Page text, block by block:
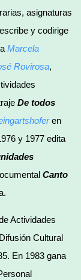
asignaturas
y codirige
Marcela
Rovirosa,
De todos
en
y 1977 edita
Canto
Actividades
Cultural
En 1983 gana